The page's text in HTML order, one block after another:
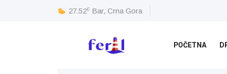
27.52c Bar, Crna Gora
POČETNA